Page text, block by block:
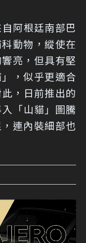
阿根廷南部巴
動物，縱使在
亮，但具有堅
，似乎更適合
，日前推出的
「山貓」圖騰
連內裝細部也